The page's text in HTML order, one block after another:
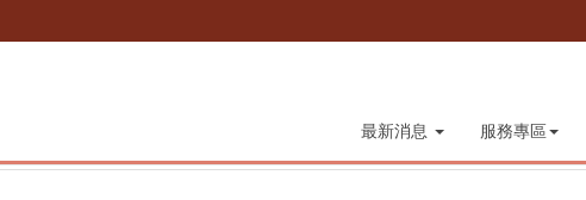
最新消息 服務專區